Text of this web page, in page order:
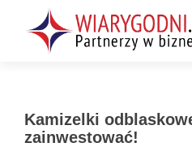
Kamizelki
zainwestować!